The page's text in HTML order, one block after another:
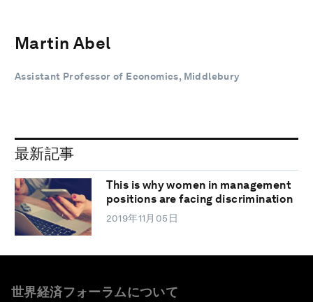
Martin Abel
Assistant Professor of Economics, Middlebury
最新記事
This is why women in management
positions are facing discrimination
2019年11月05日
世界経済フォーラムについて